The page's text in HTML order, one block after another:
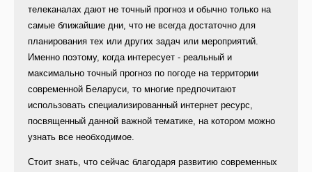
телеканалах дают не точный прогноз и обычно только на
самые ближайшие дни, что не всегда достаточно для
планирования тех или других задач или мероприятий.
Именно поэтому, когда интересует - реальный и
максимально точный прогноз по погоде на территории
современной Беларуси, то многие предпочитают
использовать специализированный интернет ресурс,
посвященный данной важной тематике, на котором можно
узнать все необходимое.
Стоит знать, что сейчас благодаря развитию современных